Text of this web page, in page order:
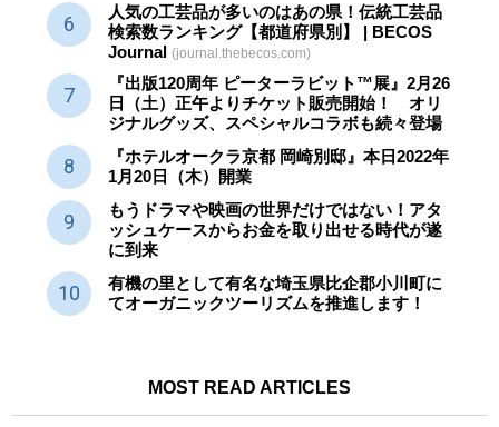
人気の工芸品が多いのはあの県！伝統工芸品
検索数ランキング【都道府県別】 | BECOS
Journal (journal.thebecos.com)
『出版120周年 ピーターラビット™展』2月26
日（土）正午よりチケット販売開始！ オリ
ジナルグッズ、スペシャルコラボも続々登場
『ホテルオークラ京都 岡崎別邸』本日2022年
1月20日（木）開業
もうドラマや映画の世界だけではない！アタ
ッシュケースからお金を取り出せる時代が遂
に到来
有機の里として有名な埼玉県比企郡小川町に
てオーガニックツーリズムを推進します！
MOST READ ARTICLES